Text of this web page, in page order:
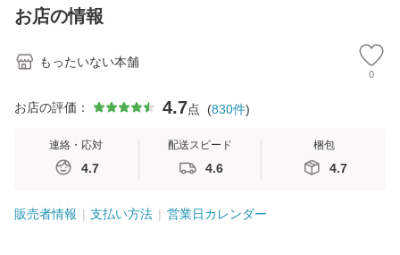
恵 藤本幸三 / 南江
堂 [単行
お店の情報
もったいない本舗
0
お店の評価： 4.7点 (830件)
連絡・応対
4.7
配送スピード
4.6
梱包
4.7
販売者情報 支払い方法 営業日カレンダー